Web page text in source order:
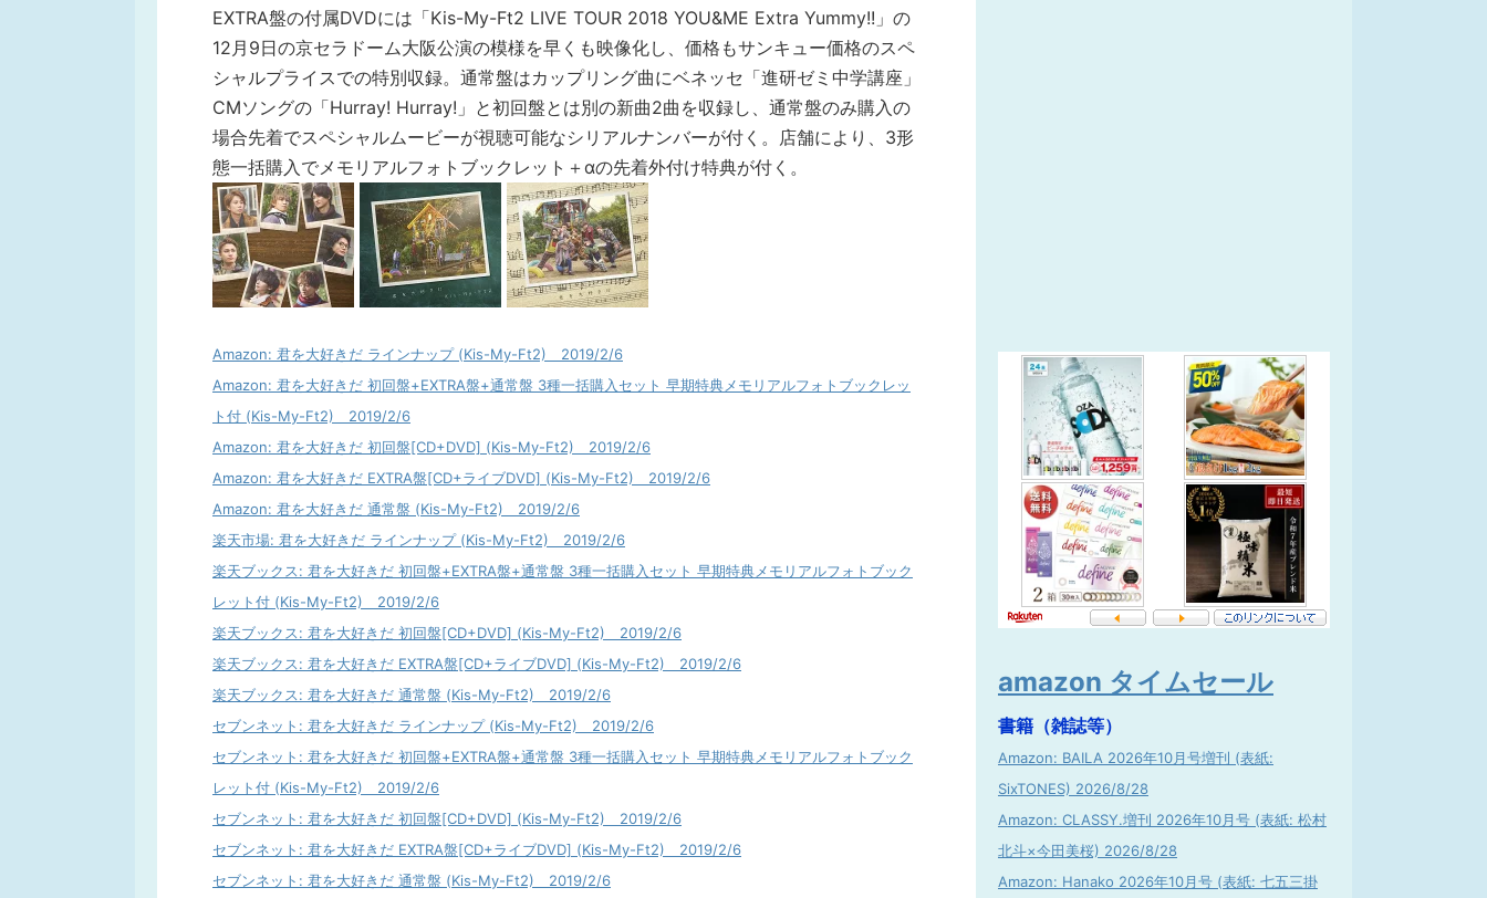
EXTRA盤の付属DVDには「Kis-My-Ft2 LIVE TOUR 2018 YOU&ME Extra Yummy!!」の
12月9日の京セラドーム大阪公演の模様を早くも映像化し、価格もサンキュー価格のスペ
シャルプライスでの特別収録。通常盤はカップリング曲にベネッセ「進研ゼミ中学講座」
CMソングの「Hurray! Hurray!」と初回盤とは別の新曲2曲を収録し、通常盤のみ購入の
場合先着でスペシャルムービーが視聴可能なシリアルナンバーが付く。店舗により、3形
態一括購入でメモリアルフォトブックレット＋αの先着外付け特典が付く。
Amazon: 君を大好きだ ラインナップ (Kis-My-Ft2) 2019/2/6
Amazon: 君を大好きだ 初回盤+EXTRA盤+通常盤 3種一括購入セット 早期特典メモリアルフォトブックレッ
ト付 (Kis-My-Ft2) 2019/2/6
Amazon: 君を大好きだ 初回盤[CD+DVD] (Kis-My-Ft2) 2019/2/6
Amazon: 君を大好きだ EXTRA盤[CD+ライブDVD] (Kis-My-Ft2) 2019/2/6
Amazon: 君を大好きだ 通常盤 (Kis-My-Ft2) 2019/2/6
楽天市場: 君を大好きだ ラインナップ (Kis-My-Ft2) 2019/2/6
楽天ブックス: 君を大好きだ 初回盤+EXTRA盤+通常盤 3種一括購入セット 早期特典メモリアルフォトブック
レット付 (Kis-My-Ft2) 2019/2/6
楽天ブックス: 君を大好きだ 初回盤[CD+DVD] (Kis-My-Ft2) 2019/2/6
楽天ブックス: 君を大好きだ EXTRA盤[CD+ライブDVD] (Kis-My-Ft2) 2019/2/6
楽天ブックス: 君を大好きだ 通常盤 (Kis-My-Ft2) 2019/2/6
セブンネット: 君を大好きだ ラインナップ (Kis-My-Ft2) 2019/2/6
セブンネット: 君を大好きだ 初回盤+EXTRA盤+通常盤 3種一括購入セット 早期特典メモリアルフォトブック
レット付 (Kis-My-Ft2) 2019/2/6
セブンネット: 君を大好きだ 初回盤[CD+DVD] (Kis-My-Ft2) 2019/2/6
セブンネット: 君を大好きだ EXTRA盤[CD+ライブDVD] (Kis-My-Ft2) 2019/2/6
セブンネット: 君を大好きだ 通常盤 (Kis-My-Ft2) 2019/2/6
amazon タイムセール
書籍（雑誌等）
Amazon: BAILA 2026年10月号増刊 (表紙:
SixTONES) 2026/8/28
Amazon: CLASSY.増刊 2026年10月号 (表紙: 松村
北斗×今田美桜) 2026/8/28
Amazon: Hanako 2026年10月号 (表紙: 七五三掛